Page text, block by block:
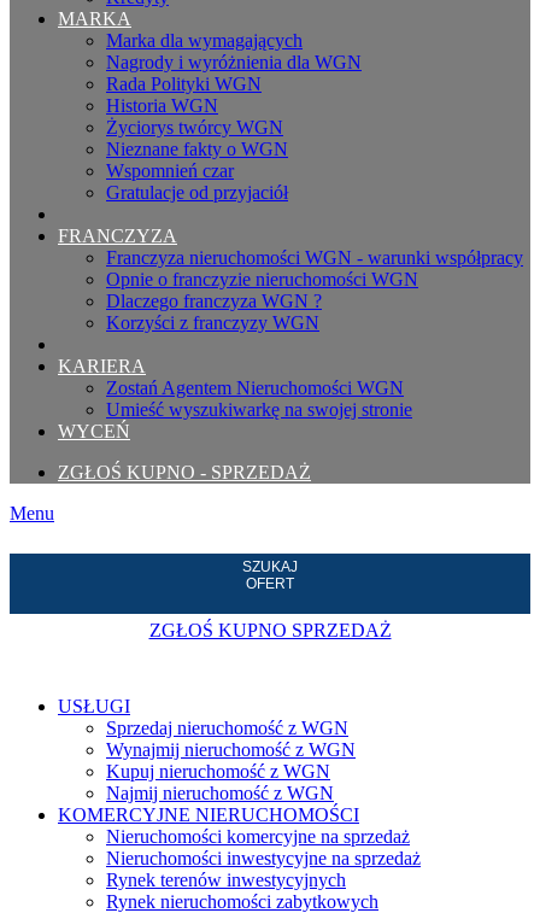
MARKA
Marka dla wymagających
Nagrody i wyróżnienia dla WGN
Rada Polityki WGN
Historia WGN
Życiorys twórcy WGN
Nieznane fakty o WGN
Wspomnień czar
Gratulacje od przyjaciół
FRANCZYZA
Franczyza nieruchomości WGN - warunki współpracy
Opnie o franczyzie nieruchomości WGN
Dlaczego franczyza WGN ?
Korzyści z franczyzy WGN
KARIERA
Zostań Agentem Nieruchomości WGN
Umieść wyszukiwarkę na swojej stronie
WYCEŃ
ZGŁOŚ KUPNO - SPRZEDAŻ
Menu
SZUKAJ
OFERT
ZGŁOŚ KUPNO SPRZEDAŻ
USŁUGI
Sprzedaj nieruchomość z WGN
Wynajmij nieruchomość z WGN
Kupuj nieruchomość z WGN
Najmij nieruchomość z WGN
KOMERCYJNE NIERUCHOMOŚCI
Nieruchomości komercyjne na sprzedaż
Nieruchomości inwestycyjne na sprzedaż
Rynek terenów inwestycyjnych
Rynek nieruchomości zabytkowych